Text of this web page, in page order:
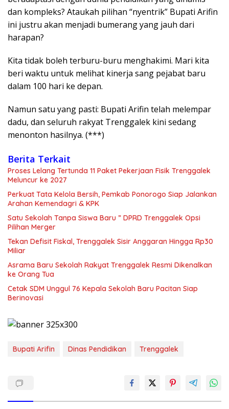
dan kompleks? Ataukah pilihan “nyentrik” Bupati Arifin
ini justru akan menjadi bumerang yang jauh dari
harapan?
​Kita tidak boleh terburu-buru menghakimi. Mari kita
beri waktu untuk melihat kinerja sang pejabat baru
dalam 100 hari ke depan.
Namun satu yang pasti: Bupati Arifin telah melempar
dadu, dan seluruh rakyat Trenggalek kini sedang
menonton hasilnya. (***)
Berita Terkait
Proses Lelang Tertunda 11 Paket Pekerjaan Fisik Trenggalek
Meluncur ke 2027
Perkuat Tata Kelola Bersih, Pemkab Ponorogo Siap Jalankan
Arahan Kemendagri & KPK
Satu Sekolah Tanpa Siswa Baru ” DPRD Trenggalek Opsi
Pilihan Merger
Tekan Defisit Fiskal, Trenggalek Sisir Anggaran Hingga Rp30
Miliar
Asrama Baru Sekolah Rakyat Trenggalek Resmi Dikenalkan
ke Orang Tua
Cetak SDM Unggul 76 Kepala Sekolah Baru Pacitan Siap
Berinovasi
Bupati Arifin Dinas Pendidikan Trenggalek